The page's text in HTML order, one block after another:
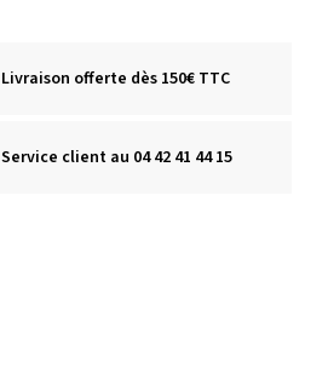
Livraison offerte dès 150€ TTC
Service client au 04 42 41 44 15